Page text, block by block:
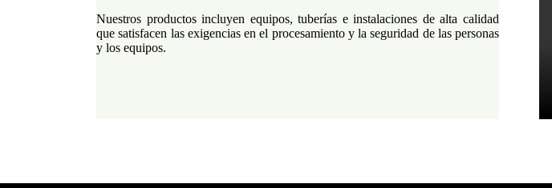
Nuestros productos incluyen equipos, tuberías e instalaciones de alta calidad
que satisfacen las exigencias en el procesamiento y la seguridad de las personas
y los equipos.